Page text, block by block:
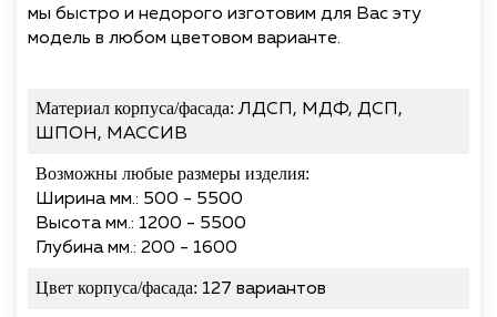
мы быстро и недорого изготовим для Вас эту
модель в любом цветовом варианте.
Материал корпуса/фасада: ЛДСП, МДФ, ДСП,
ШПОН, МАССИВ
Возможны любые размеры изделия:
Ширина мм.: 500 - 5500
Высота мм.: 1200 - 5500
Глубина мм.: 200 - 1600
Цвет корпуса/фасада: 127 вариантов